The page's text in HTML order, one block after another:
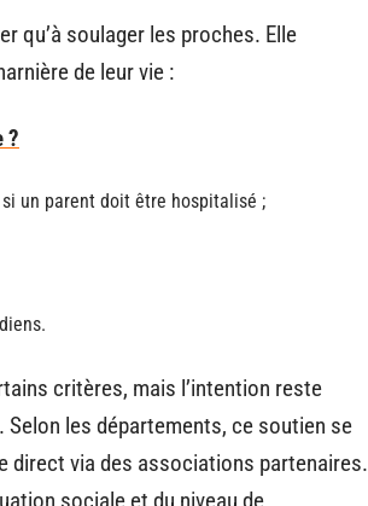
qu’à soulager les proches. Elle
de leur vie :
?
un parent doit être hospitalisé ;
critères, mais l’intention reste
les départements, ce soutien se
direct via des associations partenaires.